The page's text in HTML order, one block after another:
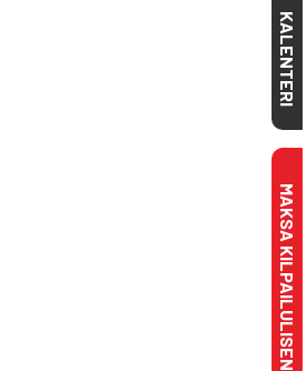
KALENTERI
MAKSA KILPAILULISENSSI